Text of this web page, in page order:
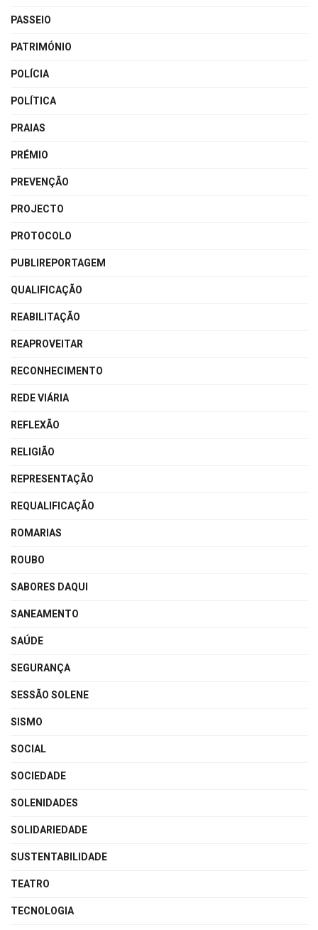
PASSEIO
PATRIMÓNIO
POLÍCIA
POLÍTICA
PRAIAS
PRÉMIO
PREVENÇÃO
PROJECTO
PROTOCOLO
PUBLIREPORTAGEM
QUALIFICAÇÃO
REABILITAÇÃO
REAPROVEITAR
RECONHECIMENTO
REDE VIÁRIA
REFLEXÃO
RELIGIÃO
REPRESENTAÇÃO
REQUALIFICAÇÃO
ROMARIAS
ROUBO
SABORES DAQUI
SANEAMENTO
SAÚDE
SEGURANÇA
SESSÃO SOLENE
SISMO
SOCIAL
SOCIEDADE
SOLENIDADES
SOLIDARIEDADE
SUSTENTABILIDADE
TEATRO
TECNOLOGIA